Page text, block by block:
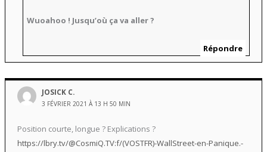
Wuoahoo ! Jusqu’où ça va aller ?
Répondre
JOSICK C.
3 FÉVRIER 2021 À 13 H 50 MIN
Position courte, longue ? Explications ?
https://lbry.tv/@CosmiQ.TV:f/(VOSTFR)-WallStreet-en-Panique.-